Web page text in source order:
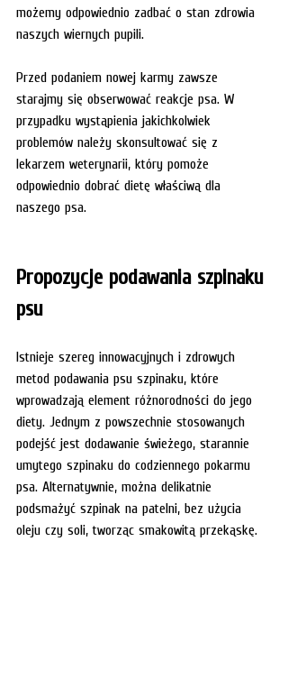
możemy odpowiednio zadbać o stan zdrowia
naszych wiernych pupili.
Przed podaniem nowej karmy zawsze
starajmy się obserwować reakcje psa. W
przypadku wystąpienia jakichkolwiek
problemów należy skonsultować się z
lekarzem weterynarii, który pomoże
odpowiednio dobrać dietę właściwą dla
naszego psa.
Propozycje podawania szpinaku
psu
Istnieje szereg innowacyjnych i zdrowych
metod podawania psu szpinaku, które
wprowadzają element różnorodności do jego
diety. Jednym z powszechnie stosowanych
podejść jest dodawanie świeżego, starannie
umytego szpinaku do codziennego pokarmu
psa. Alternatywnie, można delikatnie
podsmażyć szpinak na patelni, bez użycia
oleju czy soli, tworząc smakowitą przekąskę.